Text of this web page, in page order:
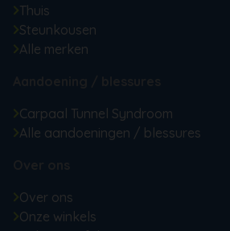
Thuis
Steunkousen
Alle merken
Carpaal Tunnel Syndroom
Alle aandoeningen / blessures
Over ons
Onze winkels